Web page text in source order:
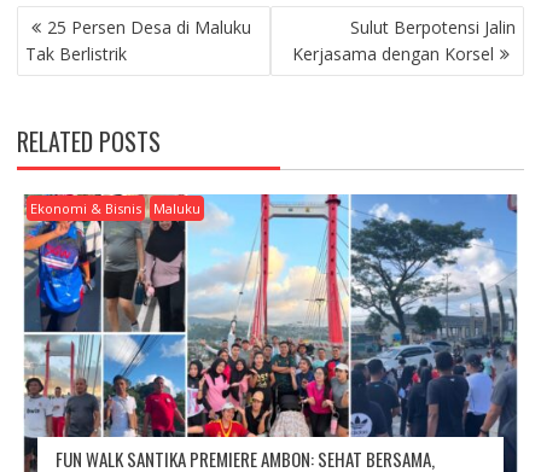
P
O
S
N
A
V
G
A
T
O
N
25 Persen Desa di Maluku
Tak Berlistrik
Sulut Berpotensi Jalin
Kerjasama dengan Korsel
RELATED POSTS
Ekonomi & Bisnis Maluku
FUN WALK SANTIKA PREMIERE AMBON: SEHAT BERSAMA,